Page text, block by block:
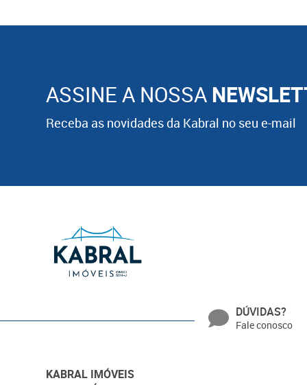
ASSINE A NOSSA
Receba as novidades da Kabral no seu e-mail
DÚVIDAS?
Fale conosco
KABRAL IMÓVEIS